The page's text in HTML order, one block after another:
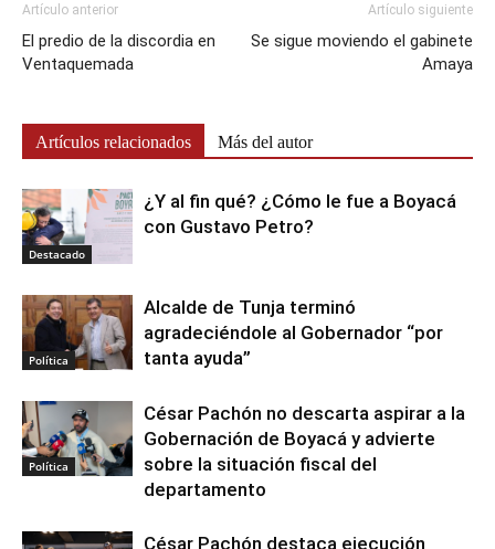
Artículo anterior
El predio de la discordia en
Ventaquemada
Artículo siguiente
Se sigue moviendo el gabinete
Amaya
Artículos relacionados Más del autor
Destacado
¿Y al fin qué? ¿Cómo le fue a Boyacá
con Gustavo Petro?
Política
Alcalde de Tunja terminó
agradeciéndole al Gobernador “por
tanta ayuda”
Política
César Pachón no descarta aspirar a la
Gobernación de Boyacá y advierte
sobre la situación fiscal del
departamento
César Pachón destaca ejecución